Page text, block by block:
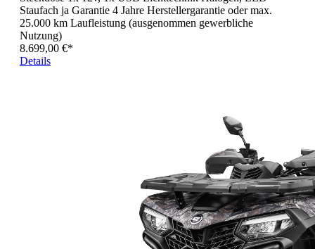
Staufach ja Garantie 4 Jahre Herstellergarantie oder max.
25.000 km Laufleistung (ausgenommen gewerbliche
Nutzung)
8.699,00 €*
Details